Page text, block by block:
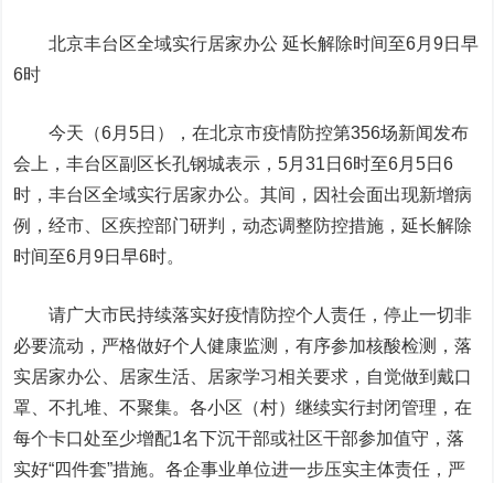
北京丰台区全域实行居家办公 延长解除时间至6月9日早
6时
今天（6月5日），在北京市疫情防控第356场新闻发布
会上，丰台区副区长孔钢城表示，5月31日6时至6月5日6
时，丰台区全域实行居家办公。其间，因社会面出现新增病
例，经市、区疾控部门研判，动态调整防控措施，延长解除
时间至6月9日早6时。
请广大市民持续落实好疫情防控个人责任，停止一切非
必要流动，严格做好个人健康监测，有序参加核酸检测，落
实居家办公、居家生活、居家学习相关要求，自觉做到戴口
罩、不扎堆、不聚集。各小区（村）继续实行封闭管理，在
每个卡口处至少增配1名下沉干部或社区干部参加值守，落
实好“四件套”措施。各企事业单位进一步压实主体责任，严